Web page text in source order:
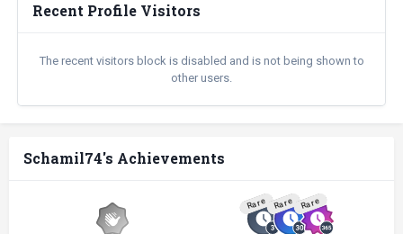
Recent Profile Visitors
The recent visitors block is disabled and is not being shown to
other users.
Schamil74's Achievements
Rare Rare Rare